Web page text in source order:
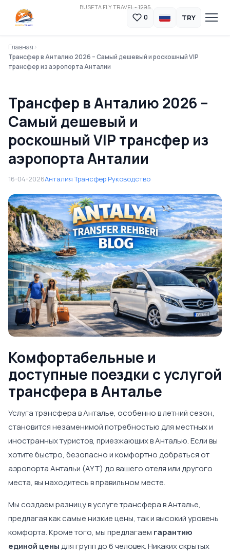
BUSETA FLY TRAVEL - 1295
0 TRY
Главная
Трансфер в Анталию 2026 – Самый дешевый и роскошный VIP
трансфер из аэропорта Анталии
Трансфер в Анталию 2026 –
Самый дешевый и
роскошный VIP трансфер из
аэропорта Анталии
16-04-2026Анталия Трансфер Руководство
Комфортабельные и
доступные поездки с услугой
трансфера в Анталье
Услуга трансфера в Анталье, особенно в летний сезон,
становится незаменимой потребностью для местных и
иностранных туристов, приезжающих в Анталью. Если вы
хотите быстро, безопасно и комфортно добраться от
аэропорта Антальи (AYT) до вашего отеля или другого
места, вы находитесь в правильном месте.
Мы создаем разницу в услуге трансфера в Анталье,
предлагая как самые низкие цены, так и высокий уровень
комфорта. Кроме того, мы предлагаем гарантию
единой ценыдля групп до 6 человек. Никаких скрытых